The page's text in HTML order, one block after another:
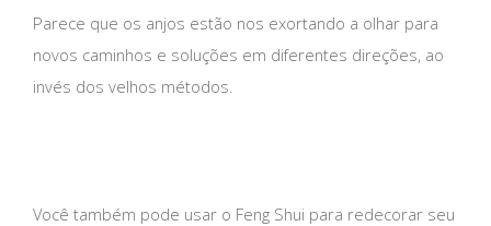
Parece que os anjos estão nos exortando a olhar para
novos caminhos e soluções em diferentes direções, ao
invés dos velhos métodos.
Você também pode usar o Feng Shui para redecorar seu